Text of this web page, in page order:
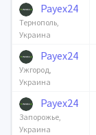
Payex24
Тернополь,
Украина
Payex24
Ужгород,
Украина
Payex24
Запорожье,
Украина